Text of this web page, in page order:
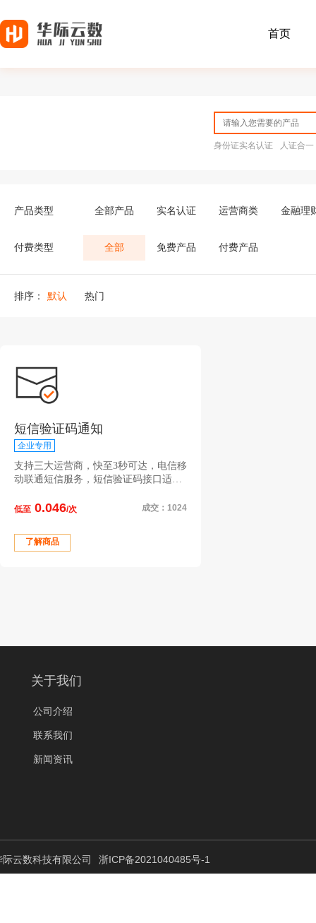
首页
身份证实名认证 人证合一
产品类型 全部产品 实名认证 运营商类 金融理
付费类型 全部 免费产品 付费产品
排序： 默认 热门
短信验证码通知
企业专用
支持三大运营商，快至3秒可达，电信移
动联通短信服务，短信验证码接口适用
员通知提醒等场景。注意：购买前请联
照报备；短信字数70字以内，超过70字
请购买长短信版接口
低至 0.046/次 成交：1024
了解商品
关于我们
公司介绍
联系我们
新闻资讯
云数科技有限公司 浙ICP备2021040485号-1